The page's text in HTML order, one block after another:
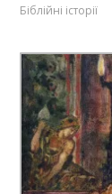
Біблійні історії